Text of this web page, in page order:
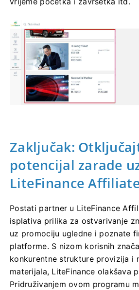
Zaključak:
potencijal zarade
LiteFinance
Postati partner u LiteFinance
isplativa prilika za ostvarivanje
uz promociju ugledne i poznate
platforme. S nizom korisnih
konkurentne strukture provizija i
materijala, LiteFinance olakšava
Pridruživanjem ovom programu